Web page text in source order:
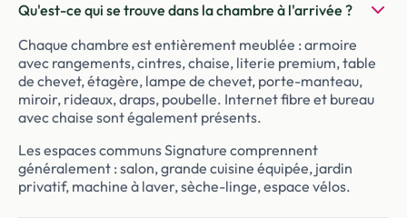
Qu'est-ce qui se trouve dans la chambre à l'arrivée ?
Chaque chambre est entièrement meublée : armoire
avec rangements, cintres, chaise, literie premium, table
de chevet, étagère, lampe de chevet, porte-manteau,
miroir, rideaux, draps, poubelle. Internet fibre et bureau
avec chaise sont également présents.
Les espaces communs Signature comprennent
généralement : salon, grande cuisine équipée, jardin
privatif, machine à laver, sèche-linge, espace vélos.